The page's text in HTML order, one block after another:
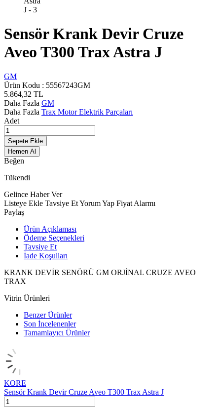
Sensör Krank Devir Cruze
Aveo T300 Trax Astra J
GM
Ürün Kodu : 55567243GM
5.864,32 TL
Daha Fazla GM
Daha Fazla Trax Motor Elektrik Parçaları
Adet
Sepete Ekle
Hemen Al
Beğen
Tükendi
Gelince Haber Ver
Listeye Ekle Tavsiye EtYorum Yap Fiyat Alarmı
Paylaş
Ürün Açıklaması
Ödeme Seçenekleri
Tavsiye Et
İade Koşulları
KRANK DEVİR SENÖRÜ GM ORJİNAL CRUZE AVEO
TRAX
Vitrin Ürünleri
Benzer Ürünler
Son İncelenenler
Tamamlayıcı Ürünler
KORE
Sensör Krank Devir Cruze Aveo T300 Trax Astra J